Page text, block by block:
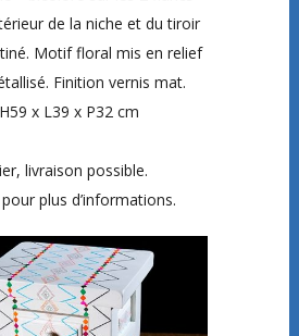
de la niche et du tiroir
Motif floral mis en relief
Finition vernis mat.
x L39 x P32 cm
livraison possible.
plus d’informations.